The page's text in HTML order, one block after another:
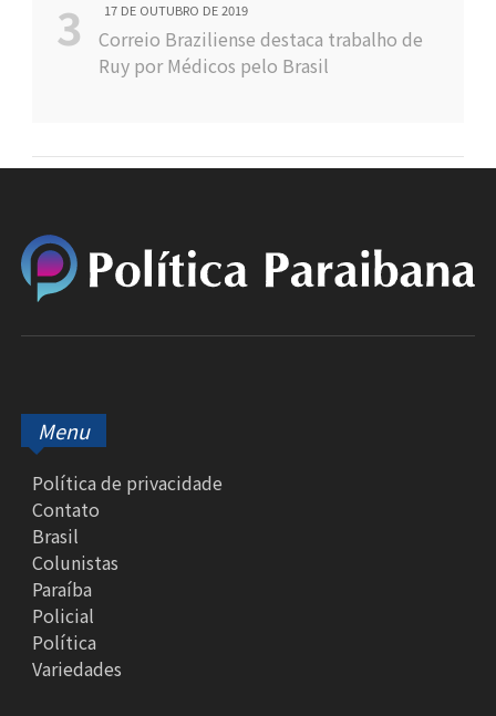
17 DE OUTUBRO DE 2019
Correio Braziliense destaca trabalho de
Ruy por Médicos pelo Brasil
Menu
Política de privacidade
Contato
Brasil
Colunistas
Paraíba
Policial
Política
Variedades